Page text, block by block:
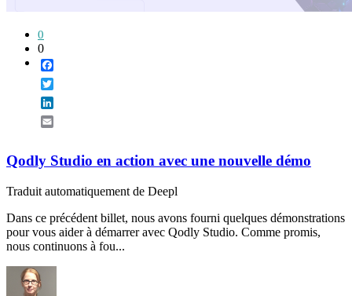
0
0
Qodly Studio en action avec une nouvelle démo
Traduit automatiquement de Deepl
Dans ce précédent billet, nous avons fourni quelques démonstrations
pour vous aider à démarrer avec Qodly Studio. Comme promis,
nous continuons à fou...